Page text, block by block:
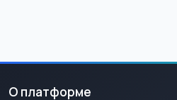
О платформе